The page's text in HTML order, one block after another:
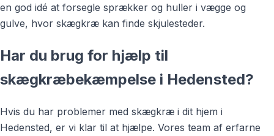
en god idé at forsegle sprækker og huller i vægge og
gulve, hvor skægkræ kan finde skjulesteder.
Har du brug for hjælp til
skægkræbekæmpelse i Hedensted?
Hvis du har problemer med skægkræ i dit hjem i
Hedensted, er vi klar til at hjælpe. Vores team af erfarne